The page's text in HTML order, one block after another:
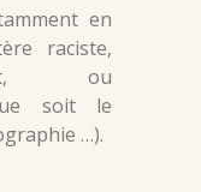
en
raciste,
ou
soit le
…).